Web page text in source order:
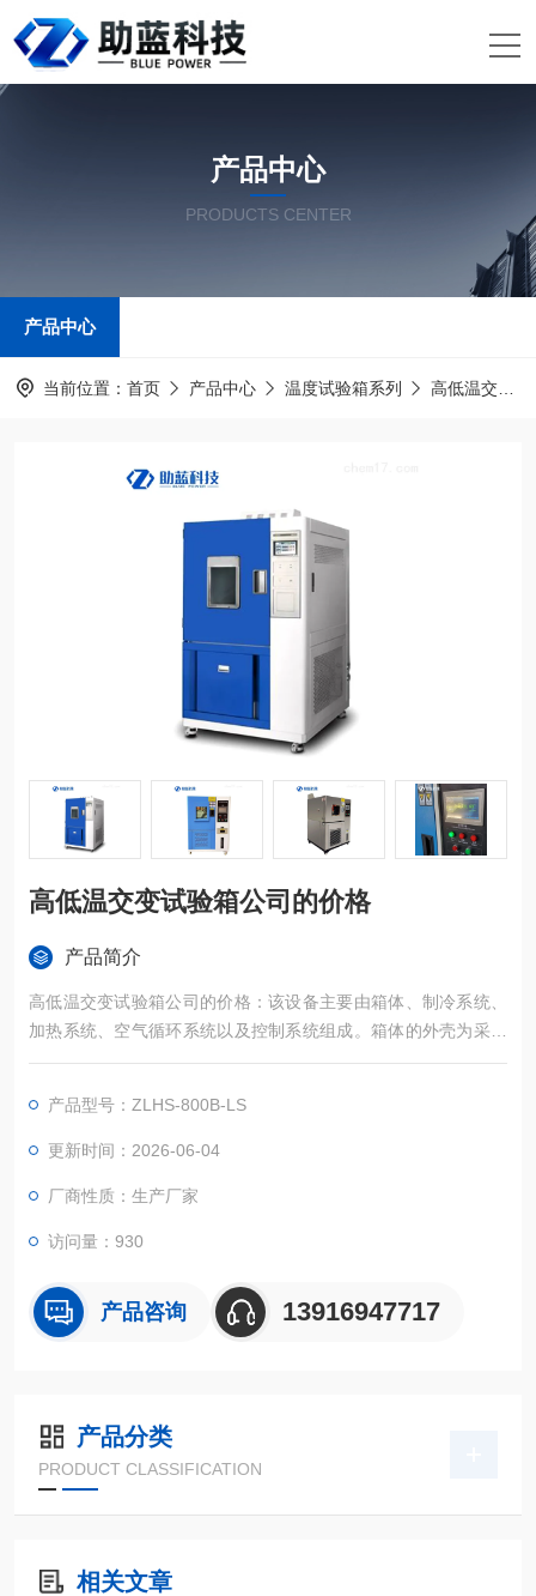
产品中心
PRODUCTS CENTER
产品中心
当前位置： 首页 产品中心 温度试验箱系列 高低温交变湿热试验箱
高低温交变试验箱公司的价格
产品简介
高低温交变试验箱公司的价格：该设备主要由箱体、制冷系统、
加热系统、空气循环系统以及控制系统组成。箱体的外壳为采用
冷轧钢板静电喷塑或雾面不锈钢，内胆采用优质镜面不锈钢板，
到试样的试验情况。外型整体美观大方。保温层为硬质聚氨脂发
泡加上少量的超细玻璃棉，具有强度高，保温性好等特点。
产品型号：ZLHS-800B-LS
更新时间：2026-06-04
厂商性质：生产厂家
访问量：930
产品咨询 13916947717
产品分类
PRODUCT CLASSIFICATION
相关文章